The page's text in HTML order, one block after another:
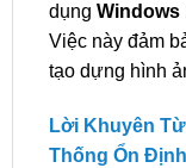
dụng Windows
Việc này đảm
tạo dựng hình
Lời Khuyên
Thống Ổn Định